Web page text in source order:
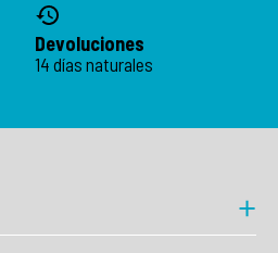
Devoluciones
14 días naturales